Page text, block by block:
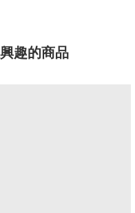
趣的商品